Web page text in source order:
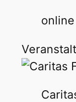
online